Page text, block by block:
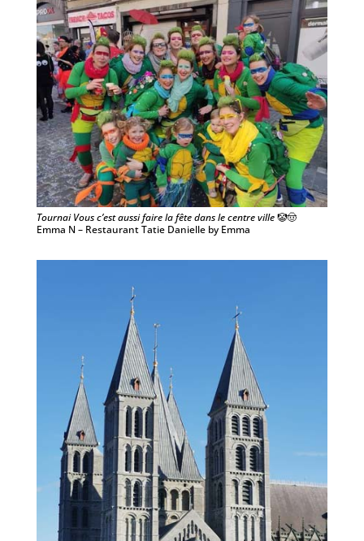
Tournai Vous c’est aussi faire la fête dans le centre ville🤡🤠
Emma N – Restaurant Tatie Danielle by Emma